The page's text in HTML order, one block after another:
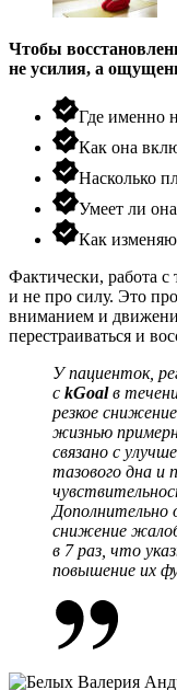
Чтобы
не усилия, а
Где именно
Как она
Насколько
Умеет ли
Как
Фактически, работа
и не про силу. Это про
вниманием и
перестраиваться и
У пациенток,
с kGoalв
резкое
жизнью
связано с
тазового дна и
Дополнительно
снижение
в 7 раз, что
повышение их